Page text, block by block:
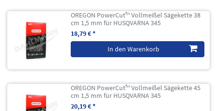
OREGON PowerCut™ Vollmeißel Sägekette 38
cm 1,5 mm für HUSQVARNA 345
18,79 € *
In den Warenkorb
OREGON PowerCut™ Vollmeißel Sägekette 45
cm 1,5 mm für HUSQVARNA 345
20,19 € *